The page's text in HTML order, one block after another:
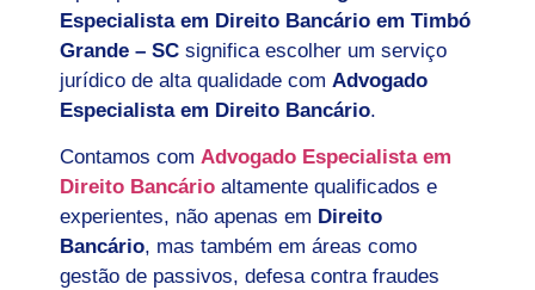
Especialista em Direito Bancário em Timbó
Grande – SC significa escolher um serviço
jurídico de alta qualidade com Advogado
Especialista em Direito Bancário.
Contamos com Advogado Especialista em
Direito Bancário altamente qualificados e
experientes, não apenas em Direito
Bancário, mas também em áreas como
gestão de passivos, defesa contra fraudes